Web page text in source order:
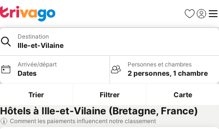
Favoris
Se
Destination
Ille-et-Vilaine
Arrivée/départ
Dates
Personnes et chambres
2 personnes, 1 chambre
Trier Filtrer Carte
Hôtels à Ille-et-Vilaine (Bretagne, France)
Comment les paiements influencent notre classement